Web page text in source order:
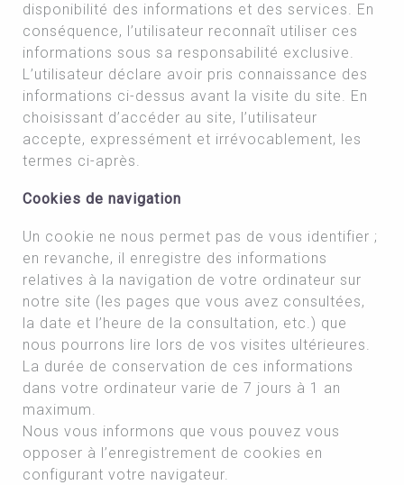
disponibilité des informations et des services. En
conséquence, l’utilisateur reconnaît utiliser ces
informations sous sa responsabilité exclusive.
L’utilisateur déclare avoir pris connaissance des
informations ci-dessus avant la visite du site. En
choisissant d’accéder au site, l’utilisateur
accepte, expressément et irrévocablement, les
termes ci-après.
Cookies de navigation
Un cookie ne nous permet pas de vous identifier ;
en revanche, il enregistre des informations
relatives à la navigation de votre ordinateur sur
notre site (les pages que vous avez consultées,
la date et l’heure de la consultation, etc.) que
nous pourrons lire lors de vos visites ultérieures.
La durée de conservation de ces informations
dans votre ordinateur varie de 7 jours à 1 an
maximum.
Nous vous informons que vous pouvez vous
opposer à l’enregistrement de cookies en
configurant votre navigateur.